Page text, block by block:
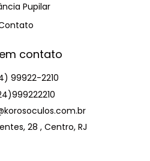
Pupilar
contato
99922-2210
28 , Centro, RJ